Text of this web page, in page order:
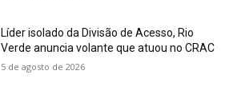
Líder isolado da Divisão de Acesso, Rio
Verde anuncia volante que atuou no CRAC
5 de agosto de 2026